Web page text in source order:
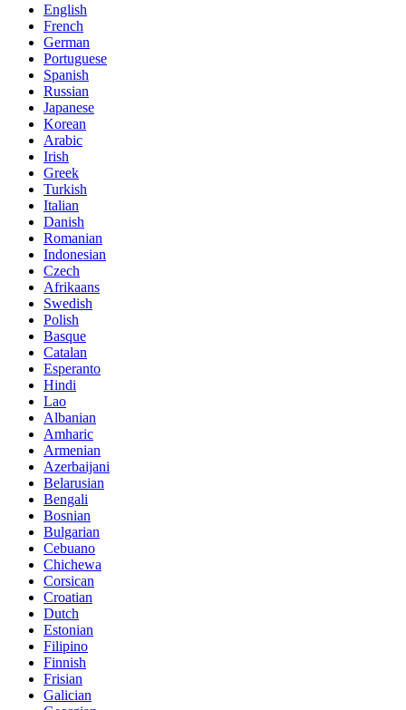
English
French
German
Portuguese
Spanish
Russian
Japanese
Korean
Arabic
Irish
Greek
Turkish
Italian
Danish
Romanian
Indonesian
Czech
Afrikaans
Swedish
Polish
Basque
Catalan
Esperanto
Hindi
Lao
Albanian
Amharic
Armenian
Azerbaijani
Belarusian
Bengali
Bosnian
Bulgarian
Cebuano
Chichewa
Corsican
Croatian
Dutch
Estonian
Filipino
Finnish
Frisian
Galician